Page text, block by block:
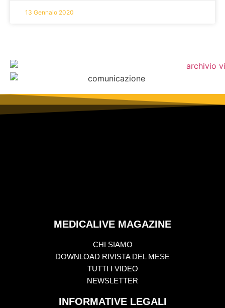
13 Gennaio 2020
MEDICALIVE MAGAZINE
CHI SIAMO
DOWNLOAD RIVISTA DEL MESE
TUTTI I VIDEO
NEWSLETTER
INFORMATIVE LEGALI